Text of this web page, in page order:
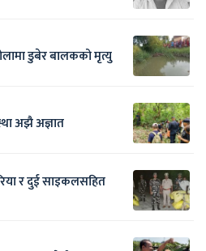
डुबेर बालकको मृत्यु
अझै अज्ञात
र दुई साइकलसहित